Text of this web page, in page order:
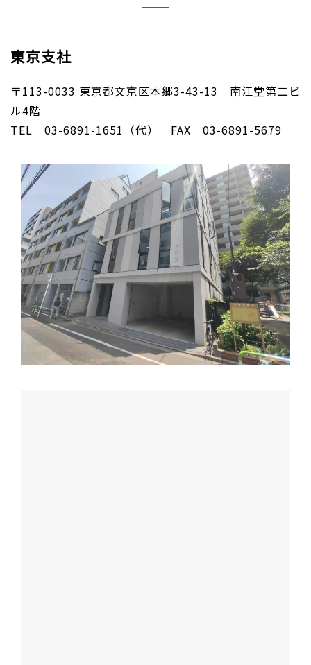
東京支社
〒113-0033 東京都文京区本郷3-43-13 南江堂第二ビ
ル4階
TEL 03-6891-1651（代） FAX 03-6891-5679